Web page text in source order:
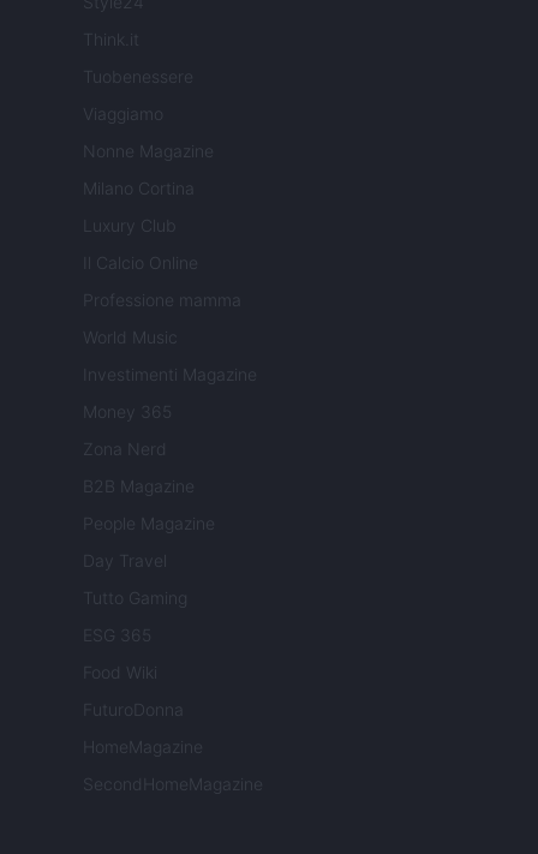
Think.it
Tuobenessere
Viaggiamo
Nonne Magazine
Milano Cortina
Luxury Club
Il Calcio Online
Professione mamma
World Music
Investimenti Magazine
Money 365
Zona Nerd
B2B Magazine
People Magazine
Day Travel
Tutto Gaming
ESG 365
Food Wiki
FuturoDonna
HomeMagazine
SecondHomeMagazine